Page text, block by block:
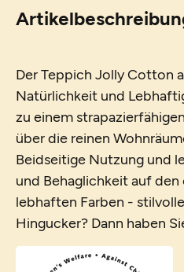
Der Teppich Jolly Cotton
Natürlichkeit und
zu einem
über die reinen
Beidseitige Nutzung und
und Behaglichkeit auf
lebhaften Farben -
Hingucker? Dann haben